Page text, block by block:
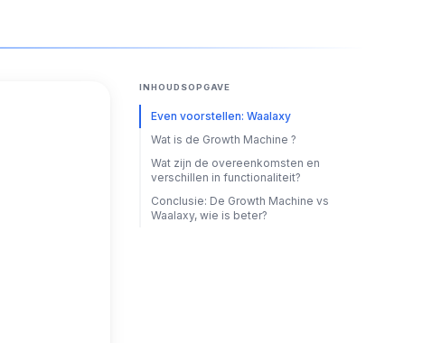
INHOUDSOPGAVE
Even voorstellen: Waalaxy
Wat is de Growth Machine ?
Wat zijn de overeenkomsten en
verschillen in functionaliteit?
Conclusie: De Growth Machine vs
Waalaxy, wie is beter?